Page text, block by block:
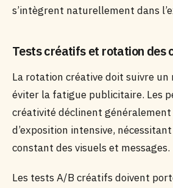
s’intègrent naturellement dans
Tests créatifs et rotation des
La rotation créative doit suivre
éviter la fatigue publicitaire. Les
créativité déclinent généralement
d’exposition intensive,
constant des visuels et messages.
Les tests A/B créatifs doivent